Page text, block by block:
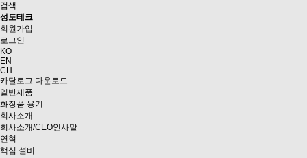
검색
성도테크
회원가입
로그인
KO
EN
CH
카달로그 다운로드
일반제품
화장품 용기
회사소개
회사소개/CEO인사말
연혁
핵심 설비